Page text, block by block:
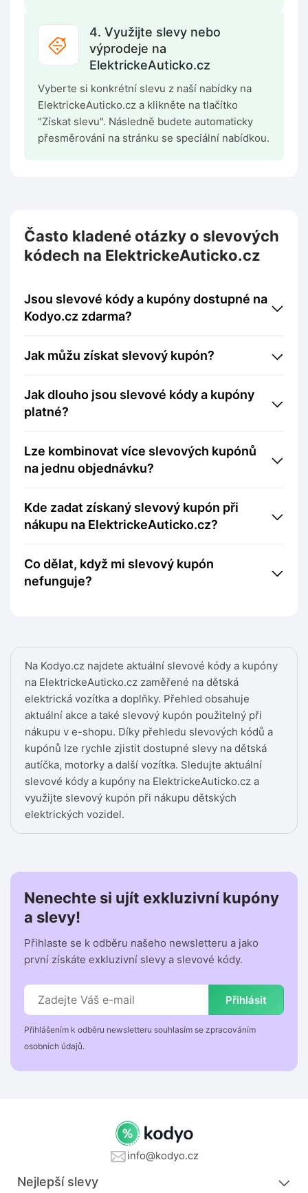
Na Kodyo.cz najdete aktuální slevové kódy a kupóny
na ElektrickeAuticko.cz zaměřené na dětská
elektrická vozítka a doplňky. Přehled obsahuje
aktuální akce a také slevový kupón použitelný při
nákupu v e-shopu. Díky přehledu slevových kódů a
kupónů lze rychle zjistit dostupné slevy na dětská
autíčka, motorky a další vozítka. Sledujte aktuální
slevové kódy a kupóny na ElektrickeAuticko.cz a
využijte slevový kupón při nákupu dětských
elektrických vozidel.
4. Využijte slevy nebo
výprodeje na
ElektrickeAuticko.cz
Vyberte si konkrétní slevu z naší nabídky na
ElektrickeAuticko.cz a klikněte na tlačítko
"Získat slevu". Následně budete automaticky
přesměrováni na stránku se speciální nabídkou.
Často kladené otázky o slevových
kódech na ElektrickeAuticko.cz
Jsou slevové kódy a kupóny dostupné na
Kodyo.cz zdarma?
Jak můžu získat slevový kupón?
Jak dlouho jsou slevové kódy a kupóny
platné?
Lze kombinovat více slevových kupónů
na jednu objednávku?
Kde zadat získaný slevový kupón při
nákupu na ElektrickeAuticko.cz?
Co dělat, když mi slevový kupón
nefunguje?
Nenechte si ujít exkluzivní kupóny
a slevy!
Přihlaste se k odběru našeho newsletteru a jako
první získáte exkluzivní slevy a slevové kódy.
Přihlásit
Přihlášením k odběru newsletteru souhlasím se zpracováním
osobních údajů.
info@kodyo.cz
Nejlepší slevy